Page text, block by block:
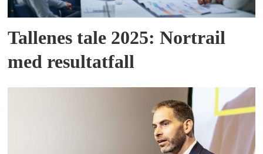
Tallenes tale 2025: Nortrail
med resultatfall